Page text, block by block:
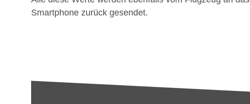
Smartphone zurück gesendet.